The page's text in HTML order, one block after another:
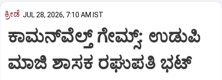
ಕ್ರೀಡೆ JUL 28, 2026, 7:10 AM IST
ಕಾಮನ್‌ವೆಲ್ತ್‌ ಗೇಮ್ಸ್‌: ಉಡುಪಿ
ಮಾಜಿ ಶಾಸಕ ರಘುಪತಿ ಭಟ್‌